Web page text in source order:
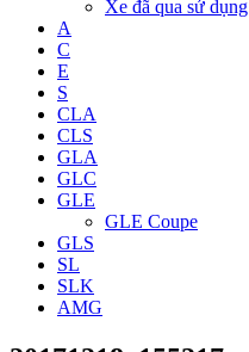
Xe đã qua sử dụng
A
C
E
S
CLA
CLS
GLA
GLC
GLE
GLE Coupe
GLS
SL
SLK
AMG